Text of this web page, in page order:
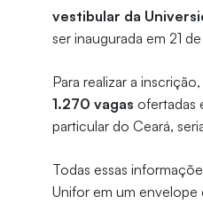
vestibular da
ser inaugurada em 21
Para realizar a
1.270 vagas ofertadas
particular do Ceará,
Todas essas
Unifor em um